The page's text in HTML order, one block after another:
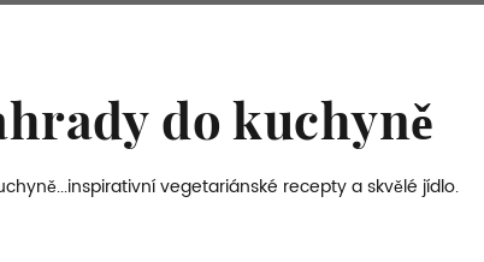
do kuchyně
vegetariánské recepty a skvělé jídlo.